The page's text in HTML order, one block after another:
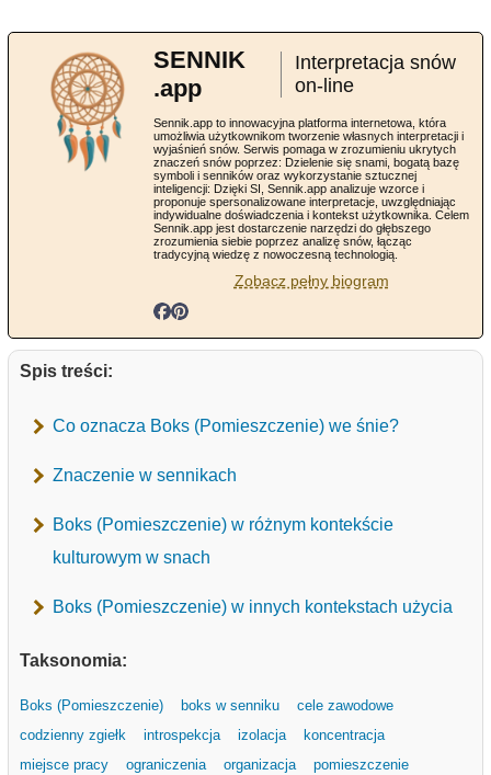
SENNIK
.app
Interpretacja snów
on-line
Sennik.app to innowacyjna platforma internetowa, która
umożliwia użytkownikom tworzenie własnych interpretacji i
wyjaśnień snów. Serwis pomaga w zrozumieniu ukrytych
znaczeń snów poprzez: Dzielenie się snami, bogatą bazę
symboli i senników oraz wykorzystanie sztucznej
inteligencji: Dzięki SI, Sennik.app analizuje wzorce i
proponuje spersonalizowane interpretacje, uwzględniając
indywidualne doświadczenia i kontekst użytkownika. Celem
Sennik.app jest dostarczenie narzędzi do głębszego
zrozumienia siebie poprzez analizę snów, łącząc
tradycyjną wiedzę z nowoczesną technologią.
Zobacz pełny biogram
Spis treści:
Co oznacza Boks (Pomieszczenie) we śnie?
Znaczenie w sennikach
Boks (Pomieszczenie) w różnym kontekście
kulturowym w snach
Boks (Pomieszczenie) w innych kontekstach użycia
Taksonomia:
Boks (Pomieszczenie) boks w senniku
cele zawodowe
codzienny zgiełk
introspekcja izolacja
koncentracja
miejsce pracy
ograniczenia organizacja
pomieszczenie